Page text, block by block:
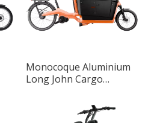
Monocoque Aluminium
Long John Cargo